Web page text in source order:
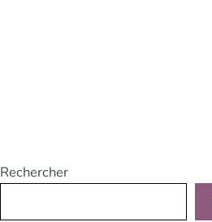
Rechercher